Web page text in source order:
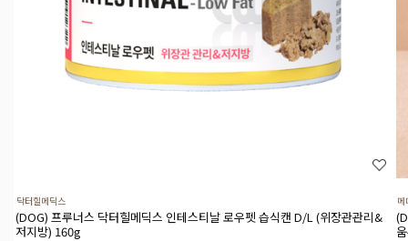
닥터힐메딕스
(DOG) 프루너스 닥터힐메딕스 인테스티날 로우펫 습식캔 D/L (위장관관리&
저지방) 160g
메